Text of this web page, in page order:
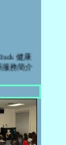
務簡介
徒生命》
激勵人